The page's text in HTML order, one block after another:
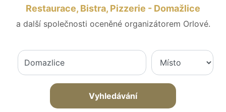
Restaurace, Bistra, Pizzerie - Domažlice
a další společnosti oceněné organizátorem Orlové.
Vyhledávání